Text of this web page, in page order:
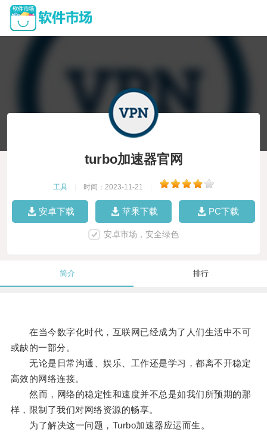
turbo加速器官网
工具 时间：2023-11-21
安卓下载 苹果下载 PC下载
安卓市场，安全绿色
简介 排行
在当今数字化时代，互联网已经成为了人们生活中不可
或缺的一部分。
无论是日常沟通、娱乐、工作还是学习，都离不开稳定
高效的网络连接。
然而，网络的稳定性和速度并不总是如我们所预期的那
样，限制了我们对网络资源的畅享。
为了解决这一问题，Turbo加速器应运而生。